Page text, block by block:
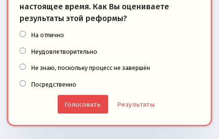
настоящее время. Как Вы оцениваете
результаты этой реформы?
На отлично
Неудовлетворительно
Не знаю, поскольку процесс не завершён
Посредственно
Результаты